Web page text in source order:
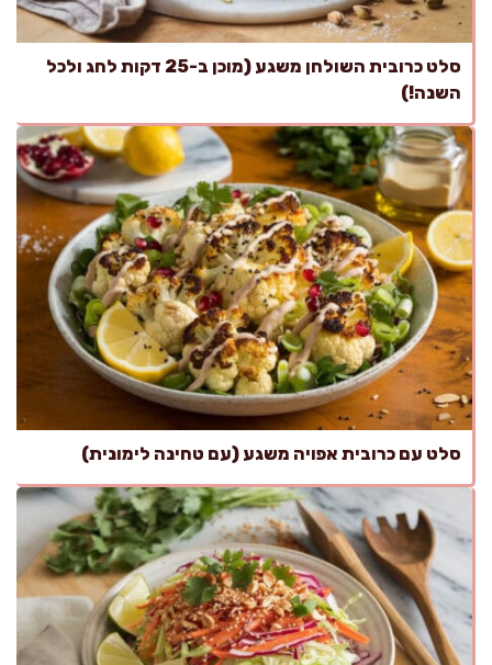
סלט כרובית השולחן משגע (מוכן ב-25 דקות לחג ולכל
השנה!)
סלט עם כרובית אפויה משגע (עם טחינה לימונית)